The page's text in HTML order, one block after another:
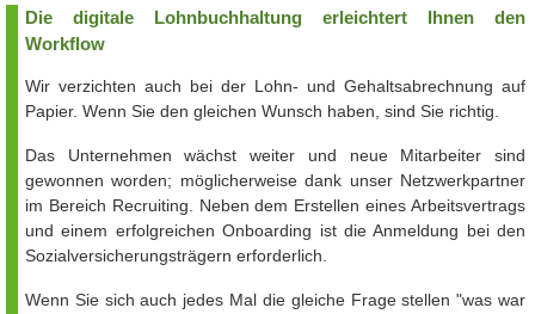
Die digitale Lohnbuchhaltung erleichtert Ihnen den
Workflow
Wir verzichten auch bei der Lohn- und Gehaltsabrechnung auf
Papier. Wenn Sie den gleichen Wunsch haben, sind Sie richtig.
Das Unternehmen wächst weiter und neue Mitarbeiter sind
gewonnen worden; möglicherweise dank unser Netzwerkpartner
im Bereich Recruiting. Neben dem Erstellen eines Arbeitsvertrags
und einem erfolgreichen Onboarding ist die Anmeldung bei den
Sozialversicherungsträgern erforderlich.
Wenn Sie sich auch jedes Mal die gleiche Frage stellen "was war